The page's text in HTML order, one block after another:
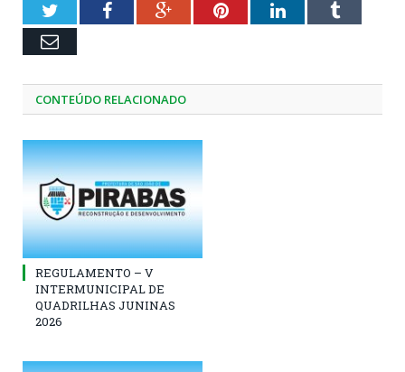
TwitterFacebookGoogle+PinterestLinkedInTumblr
Email
CONTEÚDO RELACIONADO
REGULAMENTO – V
INTERMUNICIPAL DE
QUADRILHAS JUNINAS
2026